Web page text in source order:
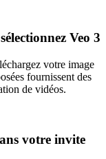
Veo 3
votre image
fournissent des
de vidéos.
votre invite